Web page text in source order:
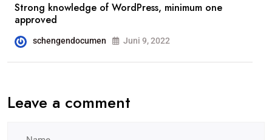
Strong knowledge of WordPress, minimum one
approved
schengendocumen Juni 9, 2022
Leave a comment